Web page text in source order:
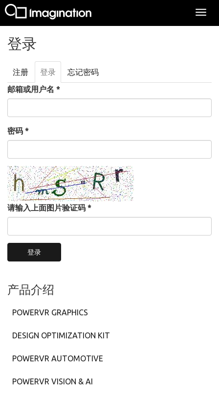
登录
主标签
注册 登录 （活
动标
忘记密码
邮箱或用户名 *
密码 *
请输入上面图片验证码 *
登录
产品介绍
POWERVR GRAPHICS
DESIGN OPTIMIZATION KIT
POWERVR AUTOMOTIVE
POWERVR VISION & AI